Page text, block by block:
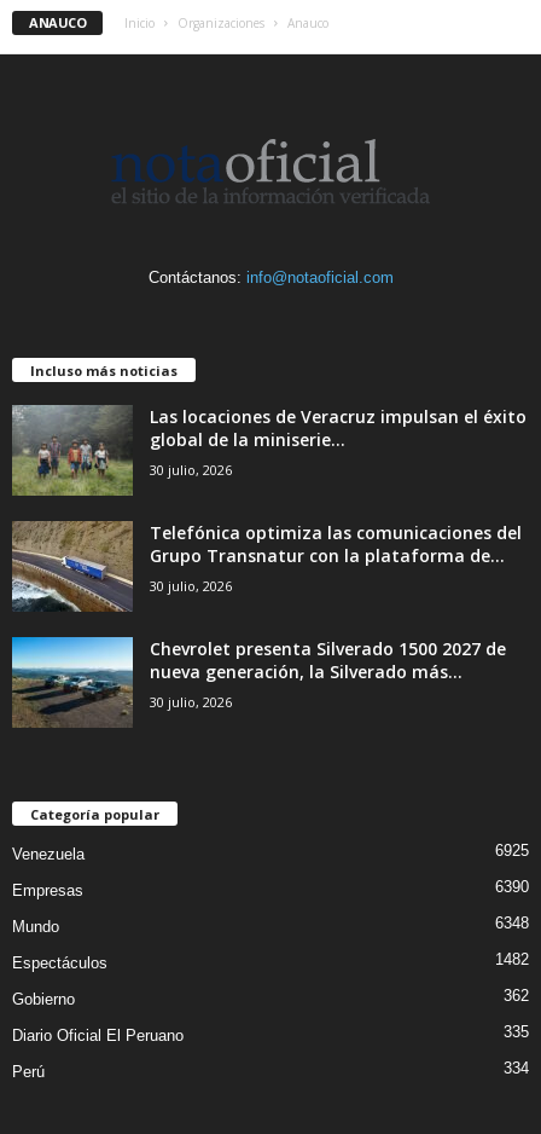
ANAUCO Inicio Organizaciones Anauco
Contáctanos: info@notaoficial.com
Incluso más noticias
Las locaciones de Veracruz impulsan el éxito
global de la miniserie...
30 julio, 2026
Telefónica optimiza las comunicaciones del
Grupo Transnatur con la plataforma de...
30 julio, 2026
Chevrolet presenta Silverado 1500 2027 de
nueva generación, la Silverado más...
30 julio, 2026
Categoría popular
Venezuela 6925
Empresas 6390
Mundo 6348
Espectáculos 1482
Gobierno 362
Diario Oficial El Peruano 335
Perú 334